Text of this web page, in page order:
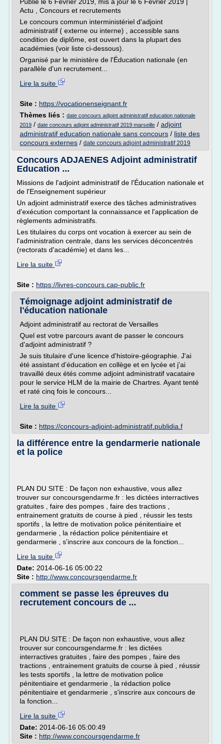
Actu , Concours et recrutements
Le concours commun interministériel d'adjoint
administratif ( externe ou interne) , accessible sans
condition de diplôme, est ouvert dans la plupart des
académies (voir liste ci-dessous).
Organisé par le ministère de l'Éducation nationale (en
parallèle d'un recrutement...
Lire la suite
Site : https://vocationenseignant.fr
Thèmes liés : date concours adjoint administratif education nationale
2019 / date concours adjoint administratif 2019 marseille / adjoint
administratif education nationale sans concours / liste des
concours externes / date concours adjoint administratif 2019
Concours ADJAENES Adjoint administratif
Education ...
Missions de l'adjoint administratif de l'Éducation nationale et
de l'Enseignement supérieur
Un adjoint administratif exerce des tâches administratives
d'exécution comportant la connaissance et l'application de
règlements administratifs.
Les titulaires du corps ont vocation à exercer au sein de
l'administration centrale, dans les services déconcentrés
(rectorats d'académie) et dans les...
Lire la suite
Site : https://livres-concours.cap-public.fr
Témoignage adjoint administratif de
l'éducation nationale
Adjoint administratif au rectorat de Versailles
Quel est votre parcours avant de passer le concours
d'adjoint administratif ?
Je suis titulaire d'une licence d'histoire-géographie. J'ai
été assistant d'éducation en collège et en lycée et j'ai
travaillé deux étés comme adjoint administratif vacataire
pour le service HLM de la mairie de Chartres. Ayant tenté
et raté cinq fois le concours...
Lire la suite
Site : https://concours-adjoint-administratif.publidia.f
la différence entre la gendarmerie nationale
et la police
PLAN DU SITE : De façon non exhaustive, vous allez
trouver sur concoursgendarme.fr : les dictées interractives
gratuites , faire des pompes , faire des tractions ,
entrainement gratuits de course à pied , réussir les tests
sportifs , la lettre de motivation police pénitentiaire et
gendarmerie , la rédaction police pénitentiaire et
gendarmerie , s'inscrire aux concours de la fonction...
Lire la suite
Date: 2014-06-16 05:00:22
Site : http://www.concoursgendarme.fr
comment se passe les épreuves du
recrutement concours de ...
PLAN DU SITE : De façon non exhaustive, vous allez
trouver sur concoursgendarme.fr : les dictées
interractives gratuites , faire des pompes , faire des
tractions , entrainement gratuits de course à pied , réussir
les tests sportifs , la lettre de motivation police
pénitentiaire et gendarmerie , la rédaction police
pénitentiaire et gendarmerie , s'inscrire aux concours de
la fonction...
Lire la suite
Date: 2014-06-16 05:00:49
Site : http://www.concoursgendarme.fr